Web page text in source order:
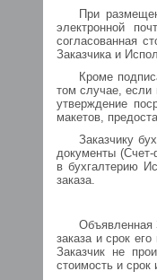
При
электронной
согласованная
Заказчика и
Кроме
том случае, если
утверждение
макетов,
Заказчику
документы (Счет-
в бухгалтерию
заказа.
Объявленная
заказа и срок
Заказчик не
стоимость и срок